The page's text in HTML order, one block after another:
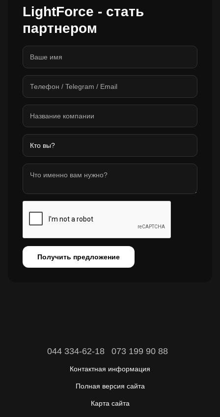
LightForce - стать
партнером
Получить предложение
044 334-62-18 073 199 90 88
Контактная информация
Полная версия сайта
Карта сайта